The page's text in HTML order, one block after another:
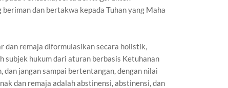
dan bertakwa kepada Tuhan yang Maha
dan remaja diformulasikan secara holistik,
subjek hukum dari aturan berbasis Ketuhanan
jangan sampai bertentangan, dengan nilai
dan remaja adalah abstinensi, abstinensi, dan